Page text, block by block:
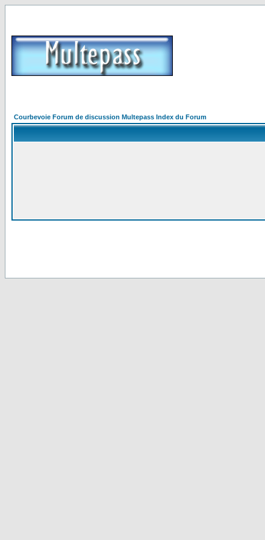
Courbevoie Forum de discussion Multepass Index du Forum